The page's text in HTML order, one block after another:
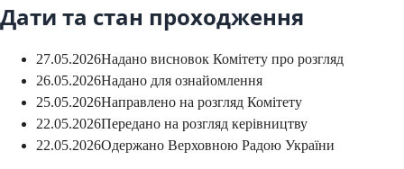
Дати та стан проходження
27.05.2026Надано висновок Комітету про розгляд
26.05.2026Надано для ознайомлення
25.05.2026Направлено на розгляд Комітету
22.05.2026Передано на розгляд керівництву
22.05.2026Одержано Верховною Радою України